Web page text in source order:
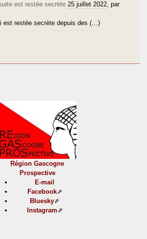
est restée secrète 25 juillet 2022, par
est restée secrète depuis des (…)
Région Gascogne
Prospective
E-mail
Facebook
Bluesky
Instagram